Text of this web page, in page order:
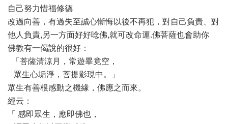
自己努力惜福修德
改過向善，有過失至誠心慚悔以後不再犯，對自己負責、對
他人負責,另一方面好好唸佛,就可改命運.佛菩薩也會助你
佛教有一偈說的很好：
「菩薩清涼月，常遊畢竟空，
眾生心垢淨，菩提影現中。」
眾生有善根感動之機緣，佛應之而來。
經云：
「 感即眾生，應即佛也，